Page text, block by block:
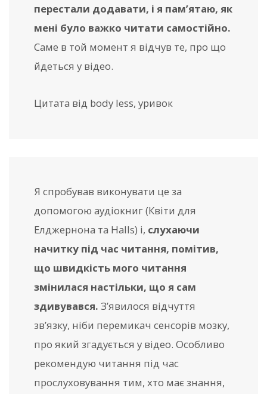
перестали додавати, і я пам’ятаю, як
мені було важко читати самостійно.
Саме в той момент я відчув те, про що
йдеться у відео.
Цитата від body less, уривок
Я спробував виконувати це за
допомогою аудіокниг (Квіти для
Елджернона та Halls) і, слухаючи
начитку під час читання, помітив,
що швидкість мого читання
змінилася настільки, що я сам
здивувався. З’явилося відчуття
зв’язку, ніби перемикач сенсорів мозку,
про який згадується у відео. Особливо
рекомендую читання під час
прослуховування тим, хто має знання,